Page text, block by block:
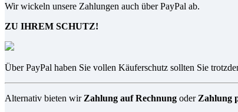
Wir wickeln unsere Zahlungen auch über PayPal ab.
ZU IHREM SCHUTZ!
Über PayPal haben Sie vollen Käuferschutz sollten Sie
Alternativ bieten wir Zahlung auf Rechnung oder Zahlung